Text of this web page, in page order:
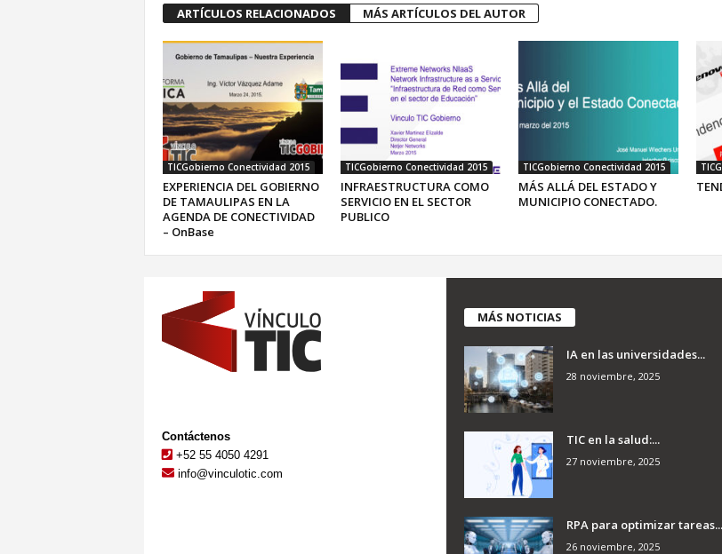
ARTÍCULOS RELACIONADOS MÁS ARTÍCULOS DEL AUTOR
TICGobierno Conectividad 2015
EXPERIENCIA DEL GOBIERNO
DE TAMAULIPAS EN LA
AGENDA DE CONECTIVIDAD
– OnBase
TICGobierno Conectividad 2015
INFRAESTRUCTURA COMO
SERVICIO EN EL SECTOR
PUBLICO
TICGobierno Conectividad 2015
MÁS ALLÁ DEL ESTADO Y
MUNICIPIO CONECTADO.
Contáctenos
+52 55 4050 4291
info@vinculotic.com
MÁS NOTICIAS
IA en las universidades...
28 noviembre, 2025
TIC en la salud:...
27 noviembre, 2025
RPA para optimizar tareas...
26 noviembre, 2025